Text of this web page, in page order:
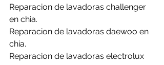
Reparacion de lavadoras challenger
en chia.
Reparacion de lavadoras daewoo en
chia.
Reparacion de lavadoras electrolux